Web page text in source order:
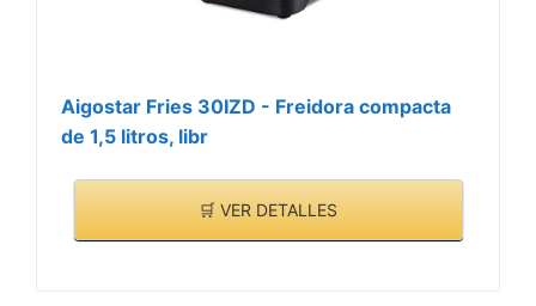
patatas, pollo, croquetas
Plásticos totalmente
libres de BPA y acero
inoxidable de tipo 304 de
grado alimentario, tapa
antisalpicaduras para
Aigostar Fries 30IZD - Freidora compacta
de 1,5 litros, libr
🛒 VER DETALLES